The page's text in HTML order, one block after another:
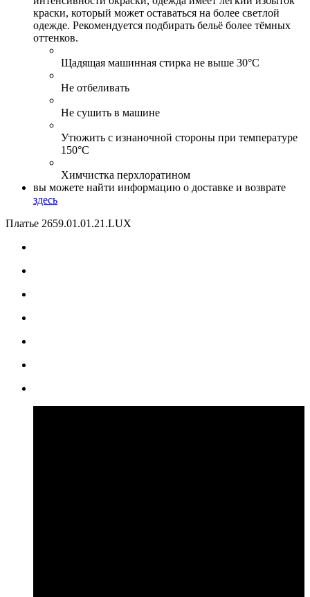
краски, который может оставаться на более светлой
одежде. Рекомендуется подбирать бельё более тёмных
оттенков.
Щадящая машинная стирка не выше 30°С
Не отбеливать
Не сушить в машине
Утюжить с изнаночной стороны при температуре
150°С
Химчистка перхлоратином
вы можете найти информацию о доставке и возврате
здесь
Платье 2659.01.01.21.LUX